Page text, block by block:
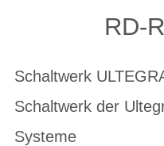
RD-
Schaltwerk
Schaltwerk der
Systeme